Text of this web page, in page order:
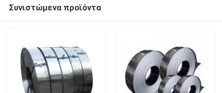
Συνιστώμενα προϊόντα